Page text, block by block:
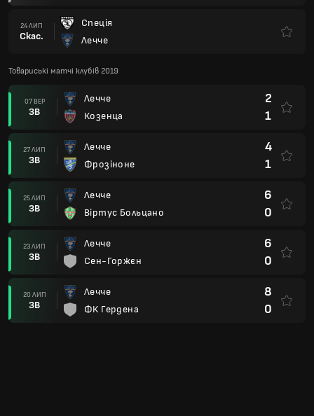
24 ЛИП
Скас.
Спеція
Лечче
Товариські матчі клубів 2019
07 ВЕР
ЗВ
Лечче
Козенца
2
1
27 ЛИП
ЗВ
Лечче
Фрозіноне
4
1
25 ЛИП
ЗВ
Лечче
Віртус Больцано
6
0
23 ЛИП
ЗВ
Лечче
Сен-Горжєн
6
0
20 ЛИП
ЗВ
Лечче
ФК Гердена
8
0